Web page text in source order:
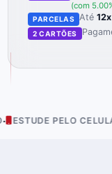
(com
PARCELAS Até
2 CARTÕES
CELULAR·